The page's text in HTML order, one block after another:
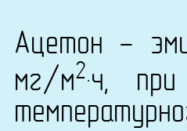
Ацетон -
мг/м2·ч,